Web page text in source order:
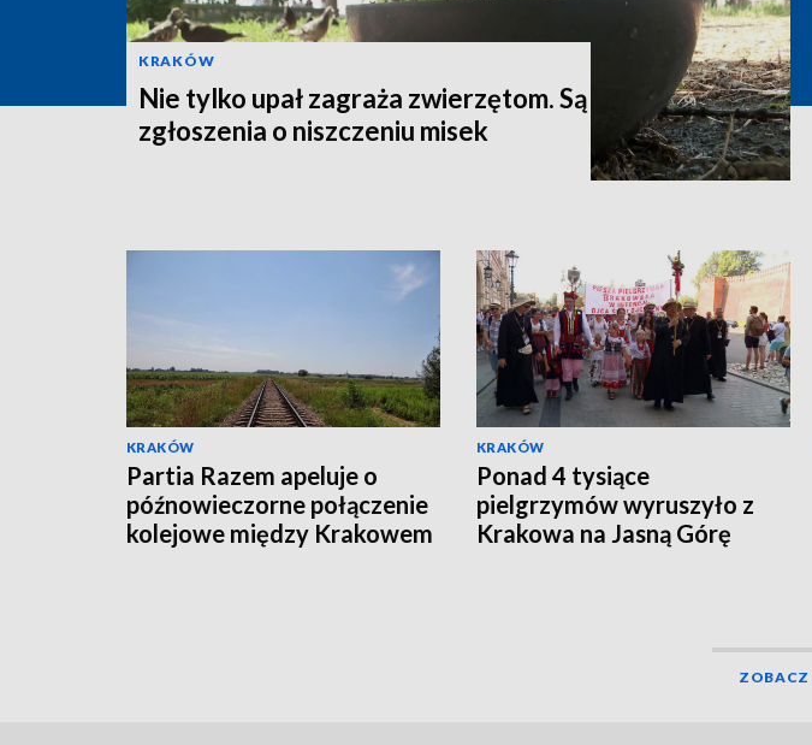
KRAKÓW
Nie tylko upał zagraża zwierzętom. Są
zgłoszenia o niszczeniu misek
KRAKÓW
Partia Razem apeluje o
późnowieczorne połączenie
kolejowe między Krakowem
KRAKÓW
Ponad 4 tysiące
pielgrzymów wyruszyło z
Krakowa na Jasną Górę
ZOBACZ